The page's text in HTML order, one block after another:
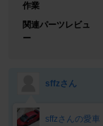
作業
関連パーツレビュ
ー
sffzさん
sffzさんの愛車